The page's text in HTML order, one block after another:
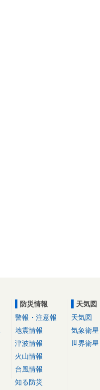
防災情報
警報・注意報
地震情報
津波情報
火山情報
台風情報
知る防災
天気図
天気図
気象衛星
世界衛星